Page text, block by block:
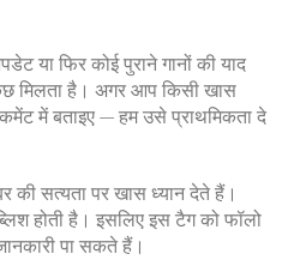
या फिर कोई पुराने गानों की याद
मिलता है। अगर आप किसी खास
में बताइए — हम उसे प्राथमिकता दे
की सत्यता पर खास ध्यान देते हैं।
होती है। इसलिए इस टैग को फॉलो
पा सकते हैं।